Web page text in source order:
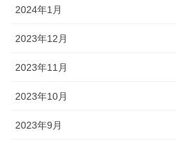
2024年1月
2023年12月
2023年11月
2023年10月
2023年9月